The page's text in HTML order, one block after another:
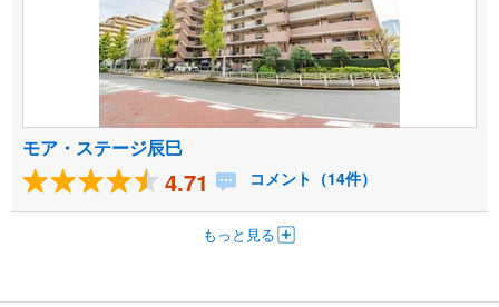
モア・ステージ辰巳
4.71 コメント（14件）
もっと見る